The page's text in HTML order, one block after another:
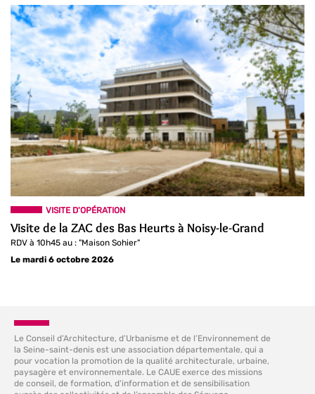
VISITE D'OPÉRATION
Visite de la ZAC des Bas Heurts à Noisy-le-Grand
RDV à 10h45 au : "Maison Sohier"
Le mardi 6 octobre 2026
Le Conseil d’Architecture, d’Urbanisme et de l’Environnement de
la Seine-saint-denis est une association départementale, qui a
pour vocation la promotion de la qualité architecturale, urbaine,
paysagère et environnementale. Le CAUE exerce des missions
de conseil, de formation, d'information et de sensibilisation